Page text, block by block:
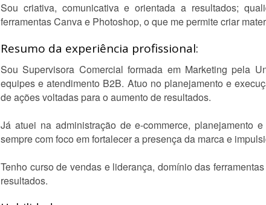
Sou criativa, comunicativa e orientada a resultados;
ferramentas Canva e Photoshop, o que me permite criar
Resumo da experiência profissional:
Sou Supervisora Comercial formada em Marketing pela
equipes e atendimento B2B. Atuo no planejamento e
de ações voltadas para o aumento de resultados.
Já atuei na administração de e-commerce, planejamento
sempre com foco em fortalecer a presença da marca e
Tenho curso de vendas e liderança, domínio das
resultados.